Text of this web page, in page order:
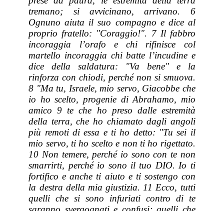
tremano; si avvicinano, arrivano. 6
Ognuno aiuta il suo compagno e dice al
proprio fratello: "Coraggio!". 7 Il fabbro
incoraggia l’orafo e chi rifinisce col
martello incoraggia chi batte l’incudine e
dice della saldatura: "Va bene" e la
rinforza con chiodi, perché non si smuova.
8 "Ma tu, Israele, mio servo, Giacobbe che
io ho scelto, progenie di Abrahamo, mio
amico 9 te che ho preso dalle estremità
della terra, che ho chiamato dagli angoli
più remoti di essa e ti ho detto: "Tu sei il
mio servo, ti ho scelto e non ti ho rigettato.
10 Non temere, perché io sono con te non
smarrirti, perché io sono il tuo DIO. Io ti
fortifico e anche ti aiuto e ti sostengo con
la destra della mia giustizia. 11 Ecco, tutti
quelli che si sono infuriati contro di te